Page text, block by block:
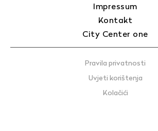
Impressum
Kontakt
City Center one
Pravila privatnosti
Uvjeti korištenja
Kolačići